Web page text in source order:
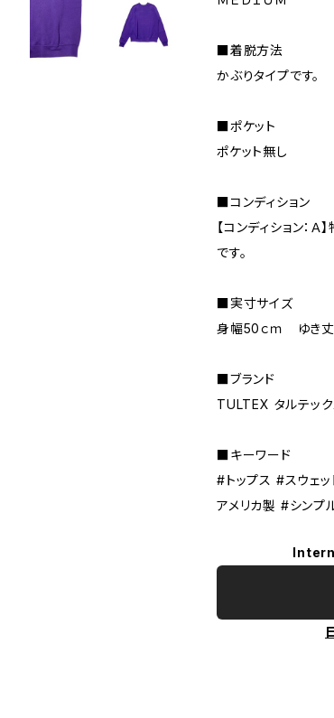
■着脱方法
かぶりタイプです。
■ポケット
ポケット無し
■コンディション
【コンディション：
です。
■実寸サイズ
身幅50ｃｍ ゆき
■ブランド
TULTEX タルテック
■キーワード
#トップス #スウェ
アメリカ製 #シンプ